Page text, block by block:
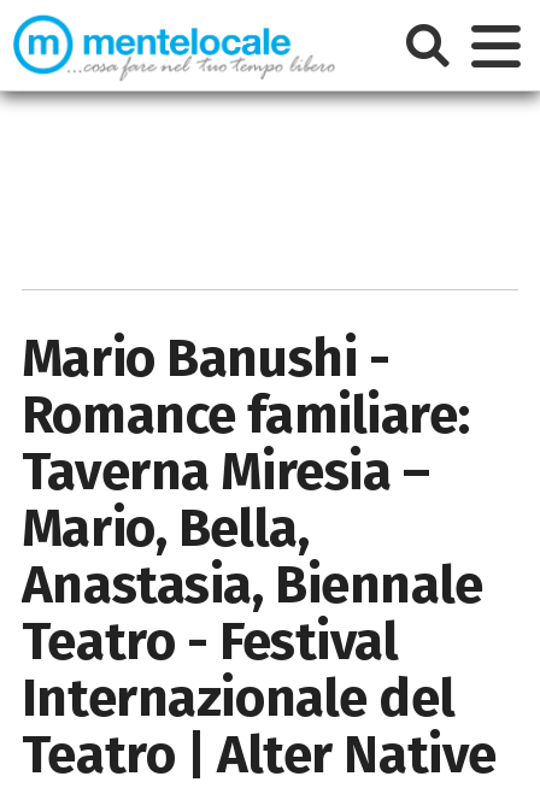
Mario Banushi -
Romance familiare:
Taverna Miresia –
Mario, Bella,
Anastasia, Biennale
Teatro - Festival
Internazionale del
Teatro | Alter Native